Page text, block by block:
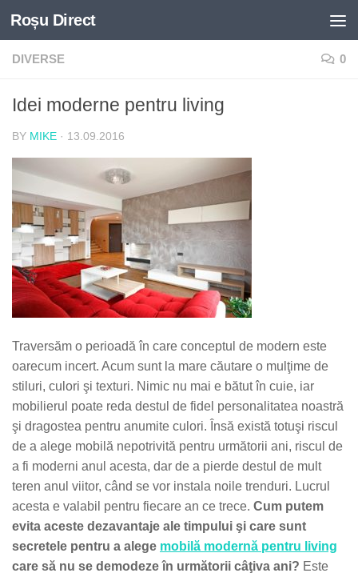
Skip to content
Roșu Direct
DIVERSE 0
Idei moderne pentru living
BY MIKE · 13.09.2016
Traversăm o perioadă în care conceptul de modern este
oarecum incert. Acum sunt la mare căutare o mulţime de
stiluri, culori şi texturi. Nimic nu mai e bătut în cuie, iar
mobilierul poate reda destul de fidel personalitatea noastră
şi dragostea pentru anumite culori. Însă există totuşi riscul
de a alege mobilă nepotrivită pentru următorii ani, riscul de
a fi moderni anul acesta, dar de a pierde destul de mult
teren anul viitor, când se vor instala noile trenduri. Lucrul
acesta e valabil pentru fiecare an ce trece. Cum putem
evita aceste dezavantaje ale timpului şi care sunt
secretele pentru a alege mobilă modernă pentru living
care să nu se demodeze în următorii câţiva ani? Este